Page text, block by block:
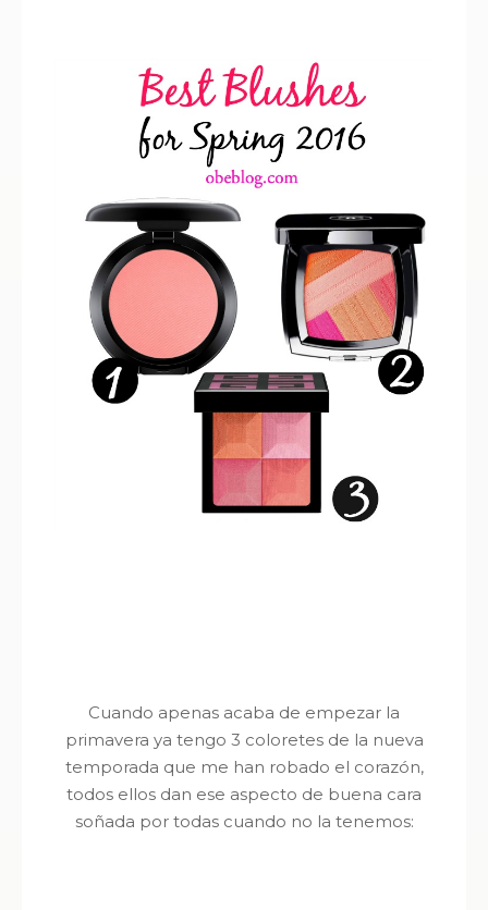
Cuando apenas acaba de empezar la
primavera ya tengo 3 coloretes de la nueva
temporada que me han robado el corazón,
todos ellos dan ese aspecto de buena cara
soñada por todas cuando no la tenemos: